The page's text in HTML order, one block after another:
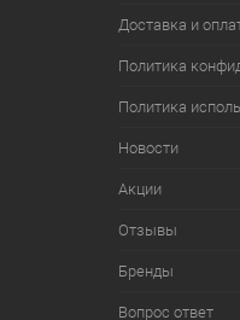
Доставка и
Политика
Политика
Новости
Акции
Отзывы
Бренды
Вопрос ответ